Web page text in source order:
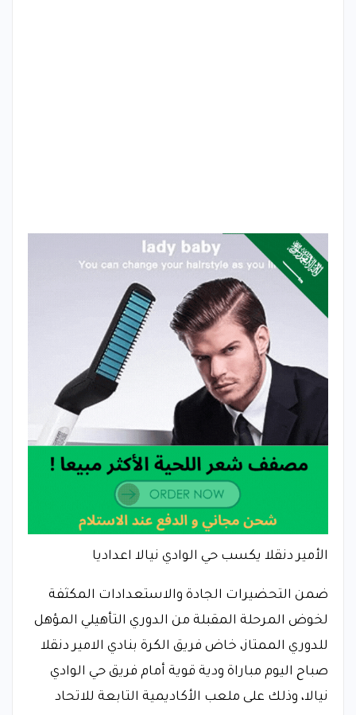
الأمير دنقلا يكسب حي الوادي نيالا اعداديا
ضمن التحضيرات الجادة والاستعدادات المكثفة
لخوض المرحلة المقبلة من الدوري التأهيلي المؤهل
للدوري الممتاز، خاض فريق الكرة بنادي الامير دنقلا
صباح اليوم مباراة ودية قوية أمام فريق حي الوادي
نيالا، وذلك على ملعب الأكاديمية التابعة للاتحاد